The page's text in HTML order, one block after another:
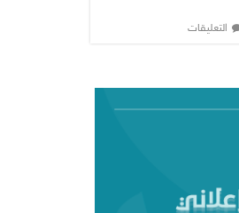
التعليقات